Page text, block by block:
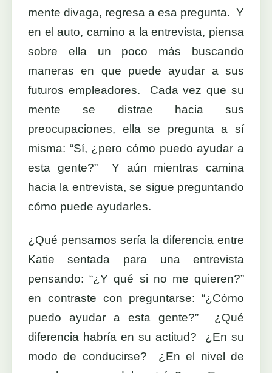
mente divaga, regresa a esa pregunta. Y
en el auto, camino a la entrevista, piensa
sobre ella un poco más buscando
maneras en que puede ayudar a sus
futuros empleadores. Cada vez que su
mente se distrae hacia sus
preocupaciones, ella se pregunta a sí
misma: “Sí, ¿pero cómo puedo ayudar a
esta gente?” Y aún mientras camina
hacia la entrevista, se sigue preguntando
cómo puede ayudarles.
¿Qué pensamos sería la diferencia entre
Katie sentada para una entrevista
pensando: “¿Y qué si no me quieren?”
en contraste con preguntarse: “¿Cómo
puedo ayudar a esta gente?” ¿Qué
diferencia habría en su actitud? ¿En su
modo de conducirse? ¿En el nivel de